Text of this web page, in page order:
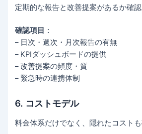
定期的な報告と改善提案があるか確認
確認項目 ：
– 日次・週次・月次報告の有無
– KPIダッシュボードの提供
– 改善提案の頻度・質
– 緊急時の連携体制
6. コストモデル
料金体系だけでなく、隠れたコストも